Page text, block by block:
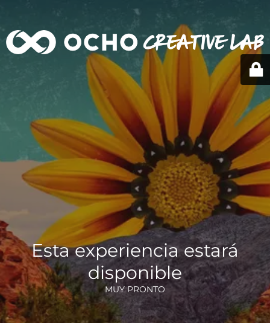
Esta experiencia estará
disponible
MUY PRONTO